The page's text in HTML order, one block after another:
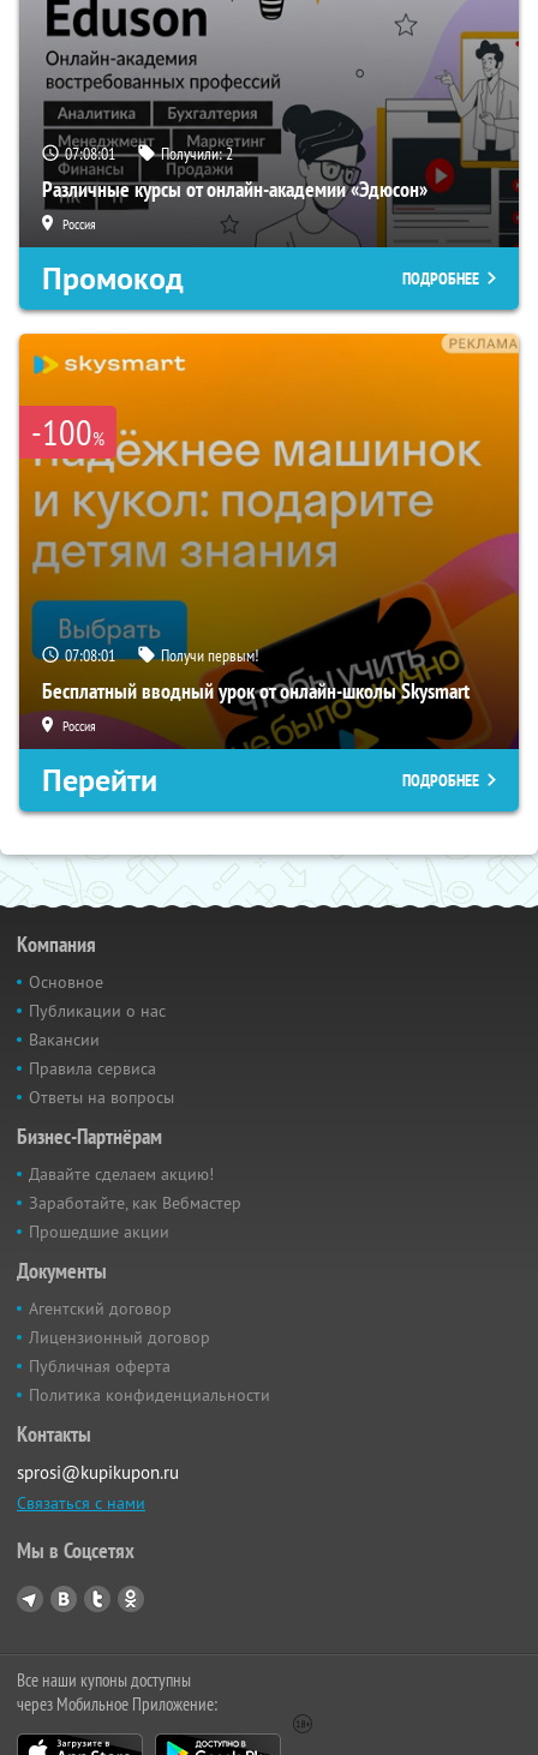
07:07:59 Получили:2
Различные курсы от онлайн-академии «Эдюсон»
Россия
Промокод ПОДРОБНЕЕ
-100%
07:07:59 Получи первым!
Бесплатный вводный урок от онлайн-школы Skysmart
Россия
Перейти ПОДРОБНЕЕ
Компания
Основное
Публикации о нас
Вакансии
Правила сервиса
Ответы на вопросы
Бизнес-Партнёрам
Давайте сделаем акцию!
Заработайте, как Вебмастер
Прошедшие акции
Документы
Агентский договор
Лицензионный договор
Публичная оферта
Политика конфиденциальности
Контакты
sprosi@kupikupon.ru
Связаться с нами
Мы в Соцсетях
Все наши купоны доступны
через Мобильное Приложение: